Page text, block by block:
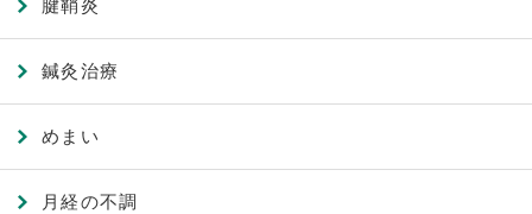
腱鞘炎
鍼灸治療
めまい
月経の不調